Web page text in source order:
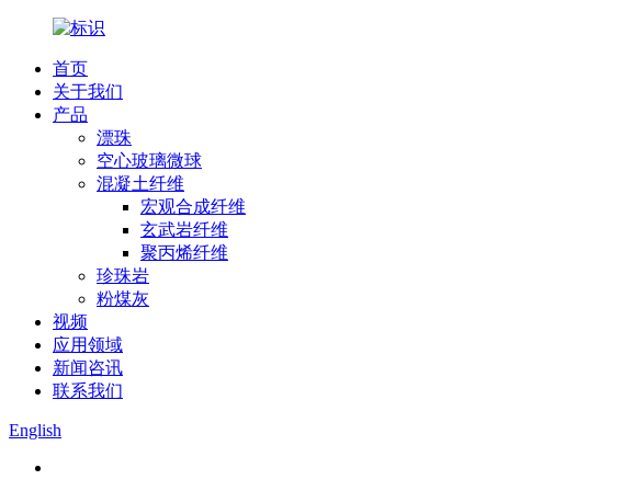
首页
关于我们
产品
漂珠
空心玻璃微球
混凝土纤维
宏观合成纤维
玄武岩纤维
聚丙烯纤维
珍珠岩
粉煤灰
视频
应用领域
新闻咨讯
联系我们
English